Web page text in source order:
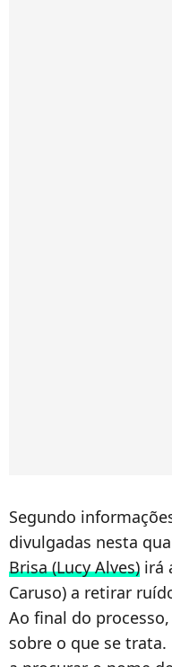
Segundo
divulgadas nesta
Brisa (Lucy Alves) irá
Caruso) a retirar
Ao final do
sobre o que se